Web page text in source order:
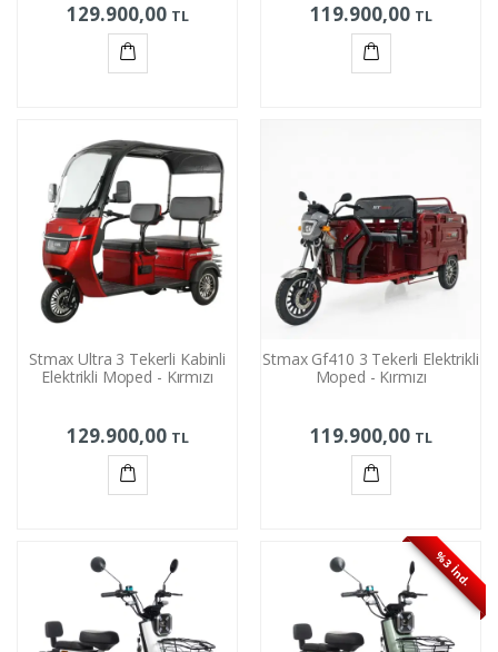
129.900,00 TL 119.900,00 TL
Stmax Ultra 3 Tekerli Kabinli
Elektrikli Moped - Kırmızı
129.900,00 TL
Stmax Gf410 3 Tekerli Elektrikli
Moped - Kırmızı
119.900,00 TL
%3 İnd.